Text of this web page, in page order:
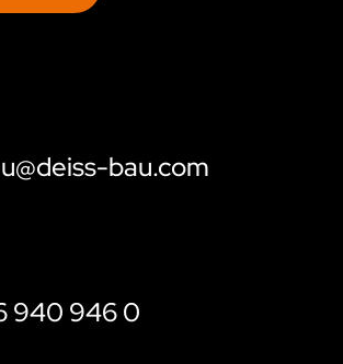
bau.com
940 946 0